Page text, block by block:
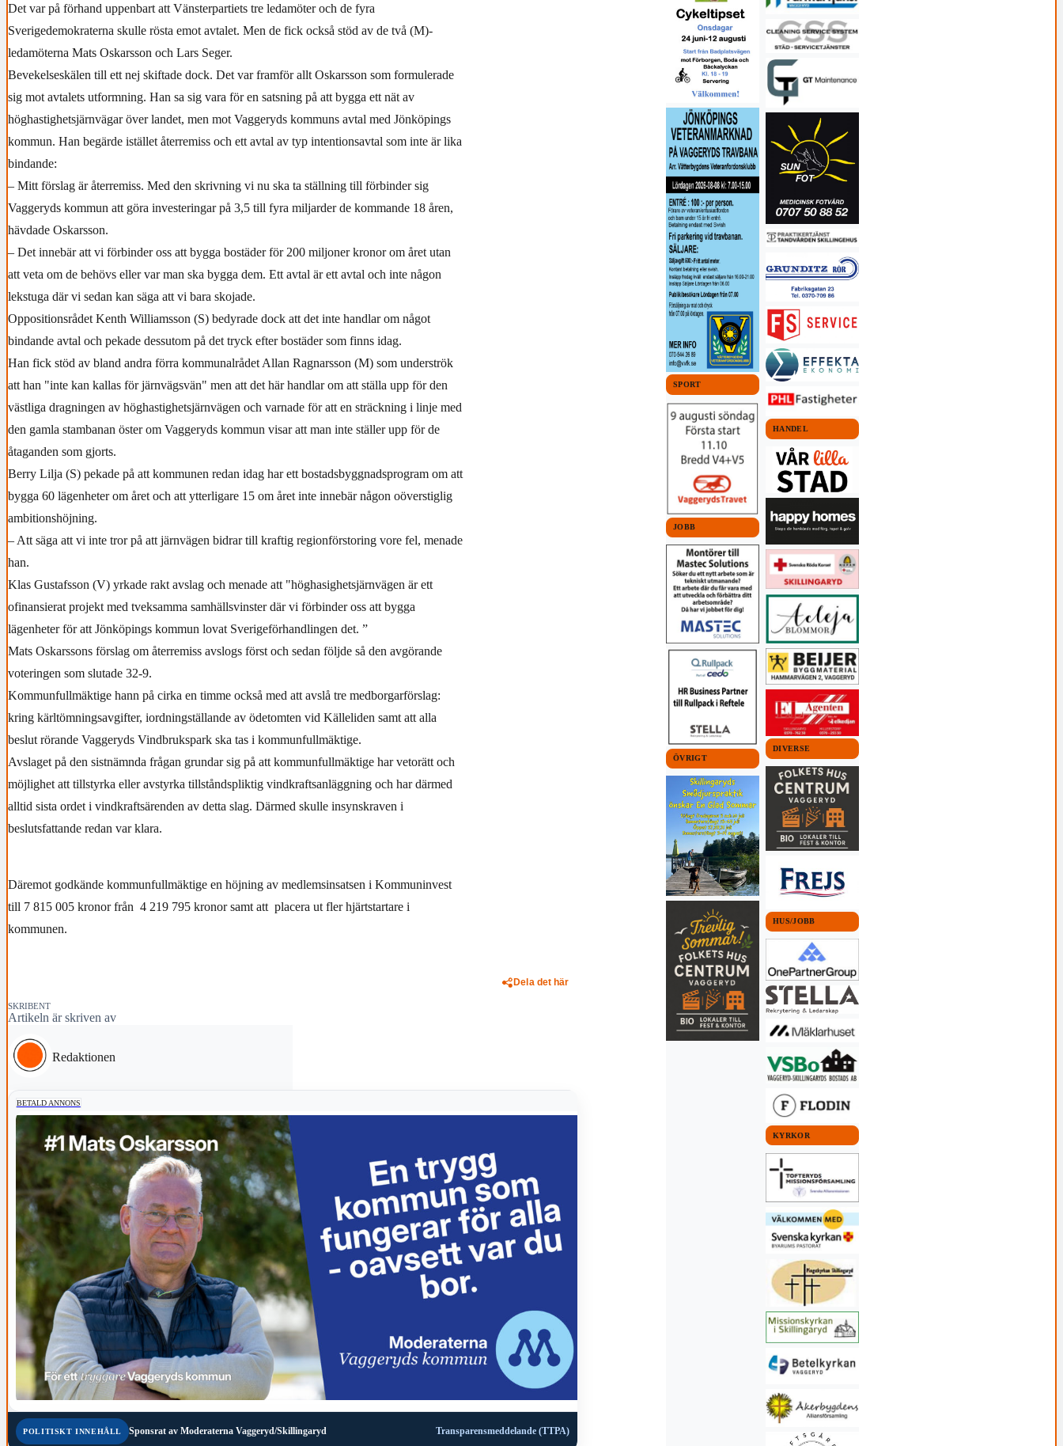
Det var på förhand uppenbart att Vänsterpartiets tre ledamöter och de fyra
Sverigedemokraterna skulle rösta emot avtalet. Men de fick också stöd av de två (M)-
ledamöterna Mats Oskarsson och Lars Seger.
Bevekelseskälen till ett nej skiftade dock. Det var framför allt Oskarsson som formulerade
sig mot avtalets utformning. Han sa sig vara för en satsning på att bygga ett nät av
höghastighetsjärnvägar över landet, men mot Vaggeryds kommuns avtal med Jönköpings
kommun. Han begärde istället återremiss och ett avtal av typ intentionsavtal som inte är lika
bindande:
– Mitt förslag är återremiss. Med den skrivning vi nu ska ta ställning till förbinder sig
Vaggeryds kommun att göra investeringar på 3,5 till fyra miljarder de kommande 18 åren,
hävdade Oskarsson.
– Det innebär att vi förbinder oss att bygga bostäder för 200 miljoner kronor om året utan
att veta om de behövs eller var man ska bygga dem. Ett avtal är ett avtal och inte någon
lekstuga där vi sedan kan säga att vi bara skojade.
Oppositionsrådet Kenth Williamsson (S) bedyrade dock att det inte handlar om något
bindande avtal och pekade dessutom på det tryck efter bostäder som finns idag.
Han fick stöd av bland andra förra kommunalrådet Allan Ragnarsson (M) som underströk
att han "inte kan kallas för järnvägsvän" men att det här handlar om att ställa upp för den
västliga dragningen av höghastighetsjärnvägen och varnade för att en sträckning i linje med
den gamla stambanan öster om Vaggeryds kommun visar att man inte ställer upp för de
åtaganden som gjorts.
Berry Lilja (S) pekade på att kommunen redan idag har ett bostadsbyggnadsprogram om att
bygga 60 lägenheter om året och att ytterligare 15 om året inte innebär någon oöverstiglig
ambitionshöjning.
– Att säga att vi inte tror på att järnvägen bidrar till kraftig regionförstoring vore fel, menade
han.
Klas Gustafsson (V) yrkade rakt avslag och menade att "höghasighetsjärnvägen är ett
ofinansierat projekt med tveksamma samhällsvinster där vi förbinder oss att bygga
lägenheter för att Jönköpings kommun lovat Sverigeförhandlingen det. ”
Mats Oskarssons förslag om återremiss avslogs först och sedan följde så den avgörande
voteringen som slutade 32-9.
Kommunfullmäktige hann på cirka en timme också med att avslå tre medborgarförslag:
kring kärltömningsavgifter, iordningställande av ödetomten vid Källeliden samt att alla
beslut rörande Vaggeryds Vindbrukspark ska tas i kommunfullmäktige.
Avslaget på den sistnämnda frågan grundar sig på att kommunfullmäktige har vetorätt och
möjlighet att tillstyrka eller avstyrka tillståndspliktig vindkraftsanläggning och har därmed
alltid sista ordet i vindkraftsärenden av detta slag. Därmed skulle insynskraven i
beslutsfattande redan var klara.
Däremot godkände kommunfullmäktige en höjning av medlemsinsatsen i Kommuninvest
till 7 815 005 kronor från 4 219 795 kronor samt att placera ut fler hjärtstartare i
kommunen.
Dela det här
SKRIBENT
Artikeln är skriven av
Redaktionen
BETALD ANNONS
POLITISKT INNEHÅLL Sponsrat av Moderaterna Vaggeryd/Skillingaryd Transparensmeddelande (TTPA)
SPORT
JOBB
ÖVRIGT
HANDEL
DIVERSE
HUS/JOBB
KYRKOR